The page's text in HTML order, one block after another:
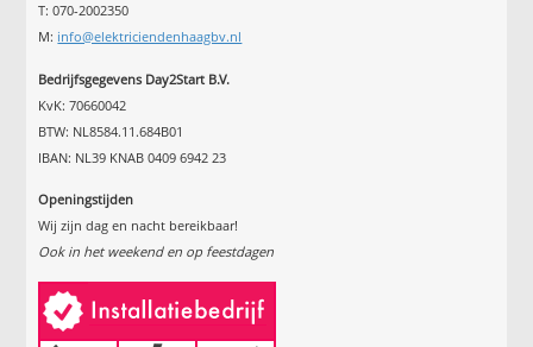
T: 070-2002350
M: info@elektriciendenhaagbv.nl
Bedrijfsgegevens Day2Start B.V.
KvK: 70660042
BTW: NL8584.11.684B01
IBAN: NL39 KNAB 0409 6942 23
Openingstijden
Wij zijn dag en nacht bereikbaar!
Ook in het weekend en op feestdagen